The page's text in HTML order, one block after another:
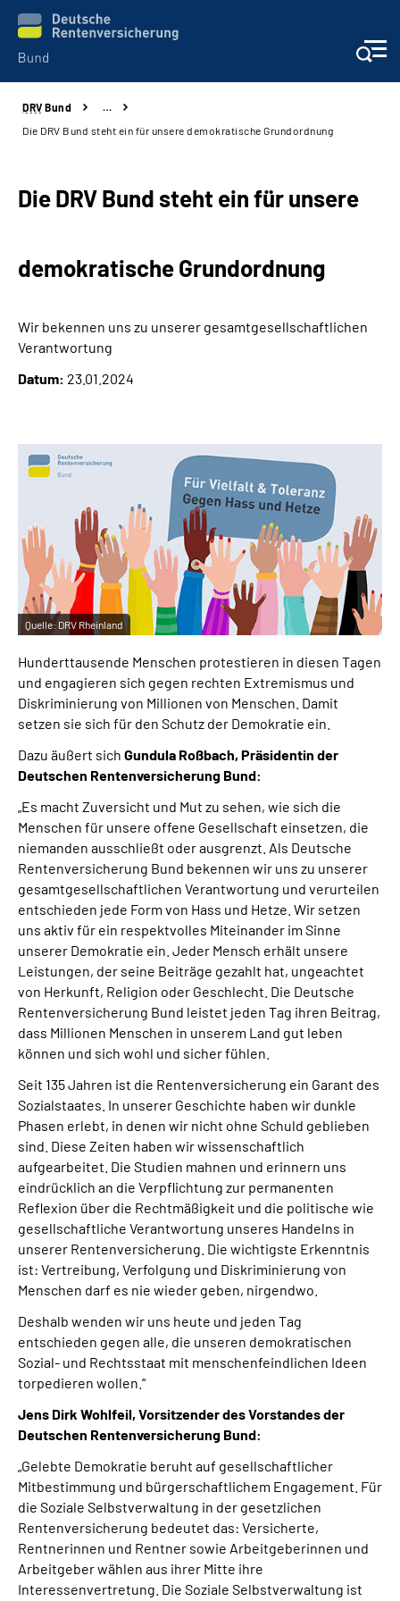
Beratung & Kontakt
Karriere
Leichte Sprache
Mein Kundenportal
DRV Bund
…
Die DRV Bund steht ein für unsere demokratische Grundordnung
Die DRV Bund steht ein für unsere
demokratische Grundordnung
Wir bekennen uns zu unserer gesamtgesellschaftlichen
Verantwortung
Datum: 23.01.2024
Quelle: DRV Rheinland
Hunderttausende Menschen protestieren in diesen Tagen
und engagieren sich gegen rechten Extremismus und
Diskriminierung von Millionen von Menschen. Damit
setzen sie sich für den Schutz der Demokratie ein.
Dazu äußert sich Gundula Roßbach, Präsidentin der
Deutschen Rentenversicherung Bund:
„Es macht Zuversicht und Mut zu sehen, wie sich die
Menschen für unsere offene Gesellschaft einsetzen, die
niemanden ausschließt oder ausgrenzt. Als Deutsche
Rentenversicherung Bund bekennen wir uns zu unserer
gesamtgesellschaftlichen Verantwortung und verurteilen
entschieden jede Form von Hass und Hetze. Wir setzen
uns aktiv für ein respektvolles Miteinander im Sinne
unserer Demokratie ein. Jeder Mensch erhält unsere
Leistungen, der seine Beiträge gezahlt hat, ungeachtet
von Herkunft, Religion oder Geschlecht. Die Deutsche
Rentenversicherung Bund leistet jeden Tag ihren Beitrag,
dass Millionen Menschen in unserem Land gut leben
können und sich wohl und sicher fühlen.
Seit 135 Jahren ist die Rentenversicherung ein Garant des
Sozialstaates. In unserer Geschichte haben wir dunkle
Phasen erlebt, in denen wir nicht ohne Schuld geblieben
sind. Diese Zeiten haben wir wissenschaftlich
aufgearbeitet. Die Studien mahnen und erinnern uns
eindrücklich an die Verpflichtung zur permanenten
Reflexion über die Rechtmäßigkeit und die politische wie
gesellschaftliche Verantwortung unseres Handelns in
unserer Rentenversicherung. Die wichtigste Erkenntnis
ist: Vertreibung, Verfolgung und Diskriminierung von
Menschen darf es nie wieder geben, nirgendwo.
Deshalb wenden wir uns heute und jeden Tag
entschieden gegen alle, die unseren demokratischen
Sozial- und Rechtsstaat mit menschenfeindlichen Ideen
torpedieren wollen.“
Jens Dirk Wohlfeil, Vorsitzender des Vorstandes der
Deutschen Rentenversicherung Bund:
„Gelebte Demokratie beruht auf gesellschaftlicher
Mitbestimmung und bürgerschaftlichem Engagement. Für
die Soziale Selbstverwaltung in der gesetzlichen
Rentenversicherung bedeutet das: Versicherte,
Rentnerinnen und Rentner sowie Arbeitgeberinnen und
Arbeitgeber wählen aus ihrer Mitte ihre
Interessenvertretung. Die Soziale Selbstverwaltung ist